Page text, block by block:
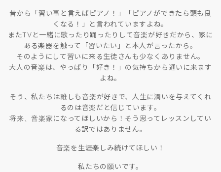
昔から「習い事と言えばピアノ！」「ピアノができたら頭も良
くなる！」と言われていますよね。
またTVと一緒に歌ったり踊ったりして音楽が好きだから、家に
ある楽器を触って「習いたい」と本人が言ったから。
そのようにして習いに来る生徒さんも少なくありません。
大人の音楽は、やっぱり「好き！」の気持ちから通いに来ます
よね。
そう、私たちは誰しも音楽が好きで、人生に潤いを与えてくれ
るのは音楽だと信じています。
将来、音楽家になってほしいから！そう思ってレッスンしてい
る訳ではありません。
音楽を生涯楽しみ続けてほしい！
私たちの願いです。